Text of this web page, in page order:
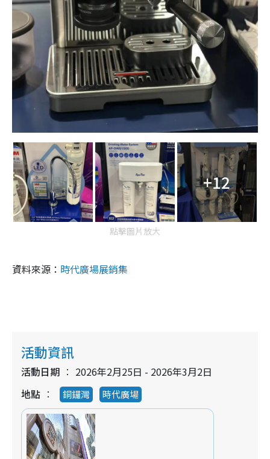
+12
點擊圖片放大
資料來源： 時代廣場展銷集
活動資訊
活動日期
2026年2月25日 - 2026年3月2日
地點
銅鑼灣 時代廣場